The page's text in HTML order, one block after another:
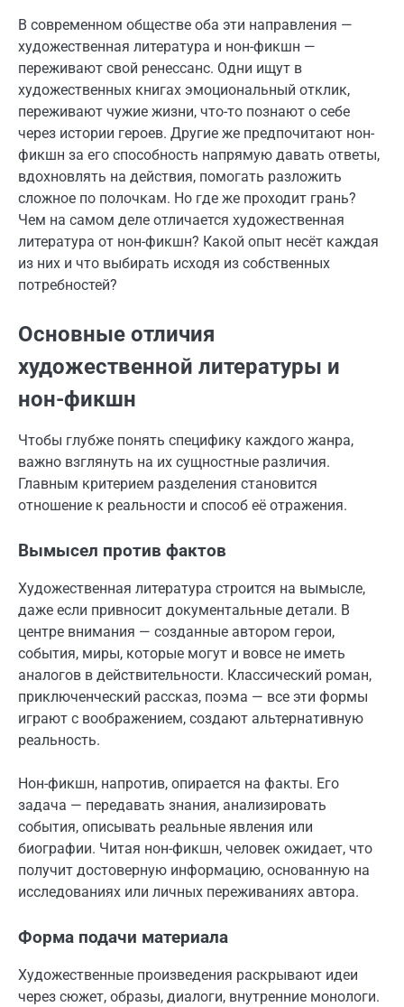
В современном обществе оба эти направления —
художественная литература и нон-фикшн —
переживают свой ренессанс. Одни ищут в
художественных книгах эмоциональный отклик,
переживают чужие жизни, что-то познают о себе
через истории героев. Другие же предпочитают нон-
фикшн за его способность напрямую давать ответы,
вдохновлять на действия, помогать разложить
сложное по полочкам. Но где же проходит грань?
Чем на самом деле отличается художественная
литература от нон-фикшн? Какой опыт несёт каждая
из них и что выбирать исходя из собственных
потребностей?
Основные отличия
художественной литературы и
нон-фикшн
Чтобы глубже понять специфику каждого жанра,
важно взглянуть на их сущностные различия.
Главным критерием разделения становится
отношение к реальности и способ её отражения.
Вымысел против фактов
Художественная литература строится на вымысле,
даже если привносит документальные детали. В
центре внимания — созданные автором герои,
события, миры, которые могут и вовсе не иметь
аналогов в действительности. Классический роман,
приключенческий рассказ, поэма — все эти формы
играют с воображением, создают альтернативную
реальность.
Нон-фикшн, напротив, опирается на факты. Его
задача — передавать знания, анализировать
события, описывать реальные явления или
биографии. Читая нон-фикшн, человек ожидает, что
получит достоверную информацию, основанную на
исследованиях или личных переживаниях автора.
Форма подачи материала
Художественные произведения раскрывают идеи
через сюжет, образы, диалоги, внутренние монологи.